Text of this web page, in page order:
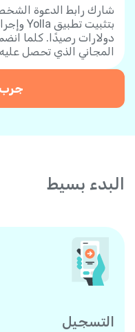
شارك رابط الدعوة
دولارات رصيدًا. كلما
المجاني الذي تحصل
جرب Yolla اليوم
البدء بسيط
التسجيل